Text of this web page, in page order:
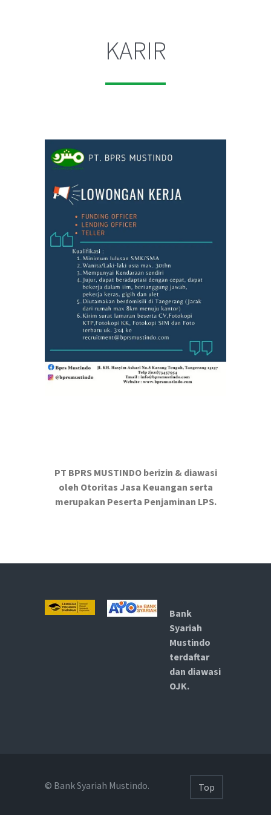
KARIR
PT BPRS MUSTINDO berizin & diawasi
oleh Otoritas Jasa Keuangan serta
merupakan Peserta Penjaminan LPS.
Bank
Syariah
Mustindo
terdaftar
dan diawasi
OJK.
© Bank Syariah Mustindo. Top